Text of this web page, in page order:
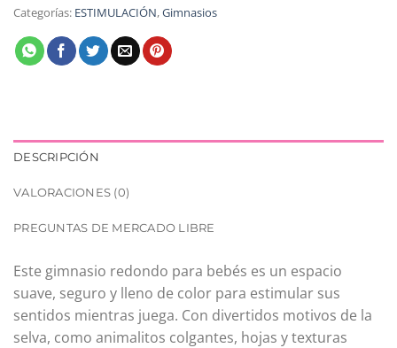
Categorías: ESTIMULACIÓN,Gimnasios
DESCRIPCIÓN
VALORACIONES (0)
PREGUNTAS DE MERCADO LIBRE
Este gimnasio redondo para bebés es un espacio
suave, seguro y lleno de color para estimular sus
sentidos mientras juega. Con divertidos motivos de la
selva, como animalitos colgantes, hojas y texturas